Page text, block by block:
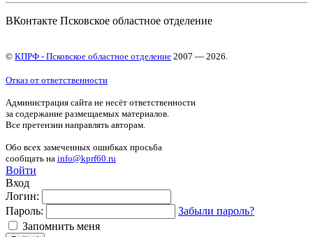
ВКонтакте Псковское областное отделение
© КПРФ - Псковское областное отделение 2007 — 2026.
Отказ от ответственности
Администрация сайта не несёт ответственности
за содержание размещаемых материалов.
Все претензии направлять авторам.
Обо всех замеченных ошибках просьба
сообщать на info@kprf60.ru
Войти
Вход
Логин:
Пароль:
Забыли пароль?
Запомнить меня